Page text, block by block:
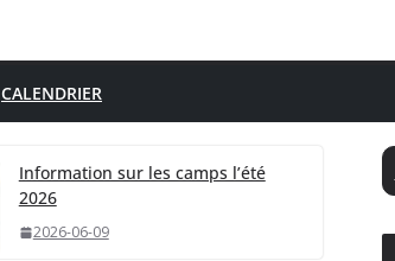
CALENDRIER
Information sur les camps l’été
2026
2026-06-09